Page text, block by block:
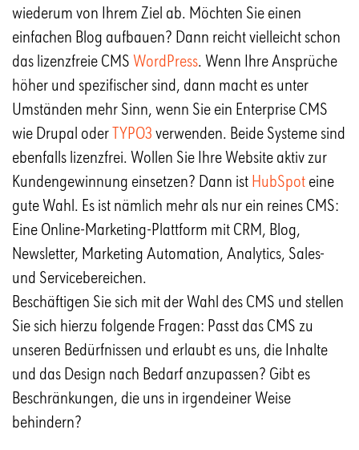
wiederum von Ihrem Ziel ab. Möchten Sie einen
einfachen Blog aufbauen? Dann reicht vielleicht schon
das lizenzfreie CMS WordPress. Wenn Ihre Ansprüche
höher und spezifischer sind, dann macht es unter
Umständen mehr Sinn, wenn Sie ein Enterprise CMS
wie Drupal oderTYPO3 verwenden. Beide Systeme sind
ebenfalls lizenzfrei. Wollen Sie Ihre Website aktiv zur
Kundengewinnung einsetzen? Dann ist HubSpot eine
gute Wahl. Es ist nämlich mehr als nur ein reines CMS:
Eine Online-Marketing-Plattform mit CRM, Blog,
Newsletter, Marketing Automation, Analytics, Sales-
und Servicebereichen.
Beschäftigen Sie sich mit der Wahl des CMS und stellen
Sie sich hierzu folgende Fragen: Passt das CMS zu
unseren Bedürfnissen und erlaubt es uns, die Inhalte
und das Design nach Bedarf anzupassen? Gibt es
Beschränkungen, die uns in irgendeiner Weise
behindern?